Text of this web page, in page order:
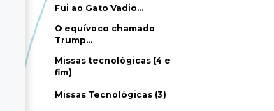
Fui ao Gato Vadio…
O equívoco chamado
Trump…
Missas tecnológicas (4 e
fim)
Missas Tecnológicas (3)